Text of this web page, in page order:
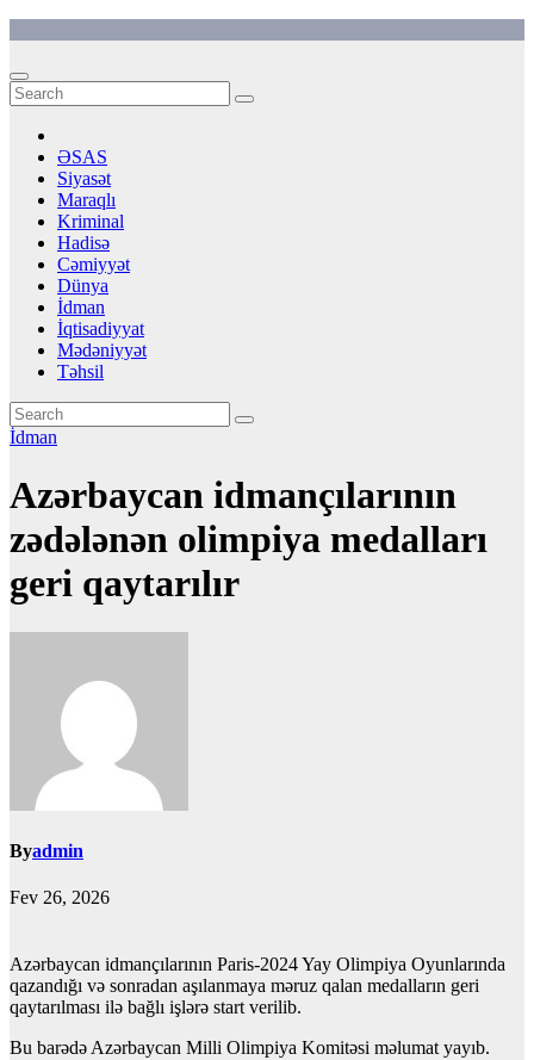
content
ƏSAS
Siyasət
Maraqlı
Kriminal
Hadisə
Cəmiyyət
Dünya
İdman
İqtisadiyyat
Mədəniyyət
Təhsil
İdman
Azərbaycan idmançılarının
zədələnən olimpiya medalları
geri qaytarılır
Byadmin
Fev 26, 2026
Azərbaycan idmançılarının Paris-2024 Yay Olimpiya Oyunlarında
qazandığı və sonradan aşılanmaya məruz qalan medalların geri
qaytarılması ilə bağlı işlərə start verilib.
Bu barədə Azərbaycan Milli Olimpiya Komitəsi məlumat yayıb.